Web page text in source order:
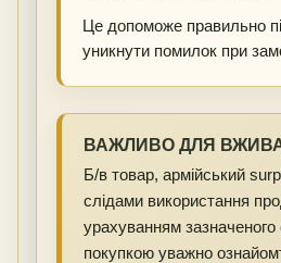
Це допоможе правильно
уникнути помилок при
ВАЖЛИВО ДЛЯ
Б/в товар, армійський
слідами використання
урахуванням
покупкою уважно